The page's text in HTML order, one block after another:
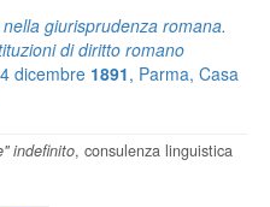
giurisprudenza romana.
di diritto romano
dicembre 1891, Parma, Casa
indefinito, consulenza linguistica